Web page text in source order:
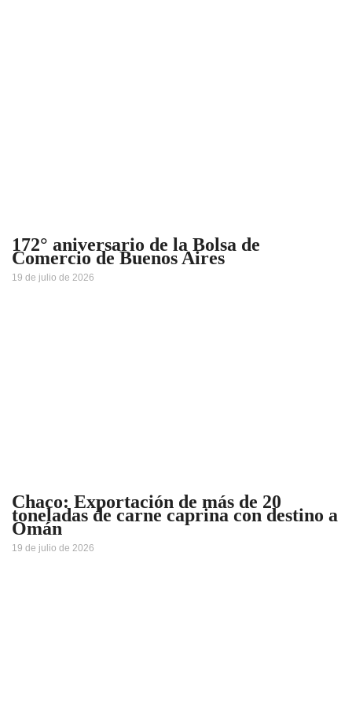
172° aniversario de la Bolsa de
Comercio de Buenos Aires
19 de julio de 2026
Chaco: Exportación de más de 20
toneladas de carne caprina con destino a
Omán
19 de julio de 2026